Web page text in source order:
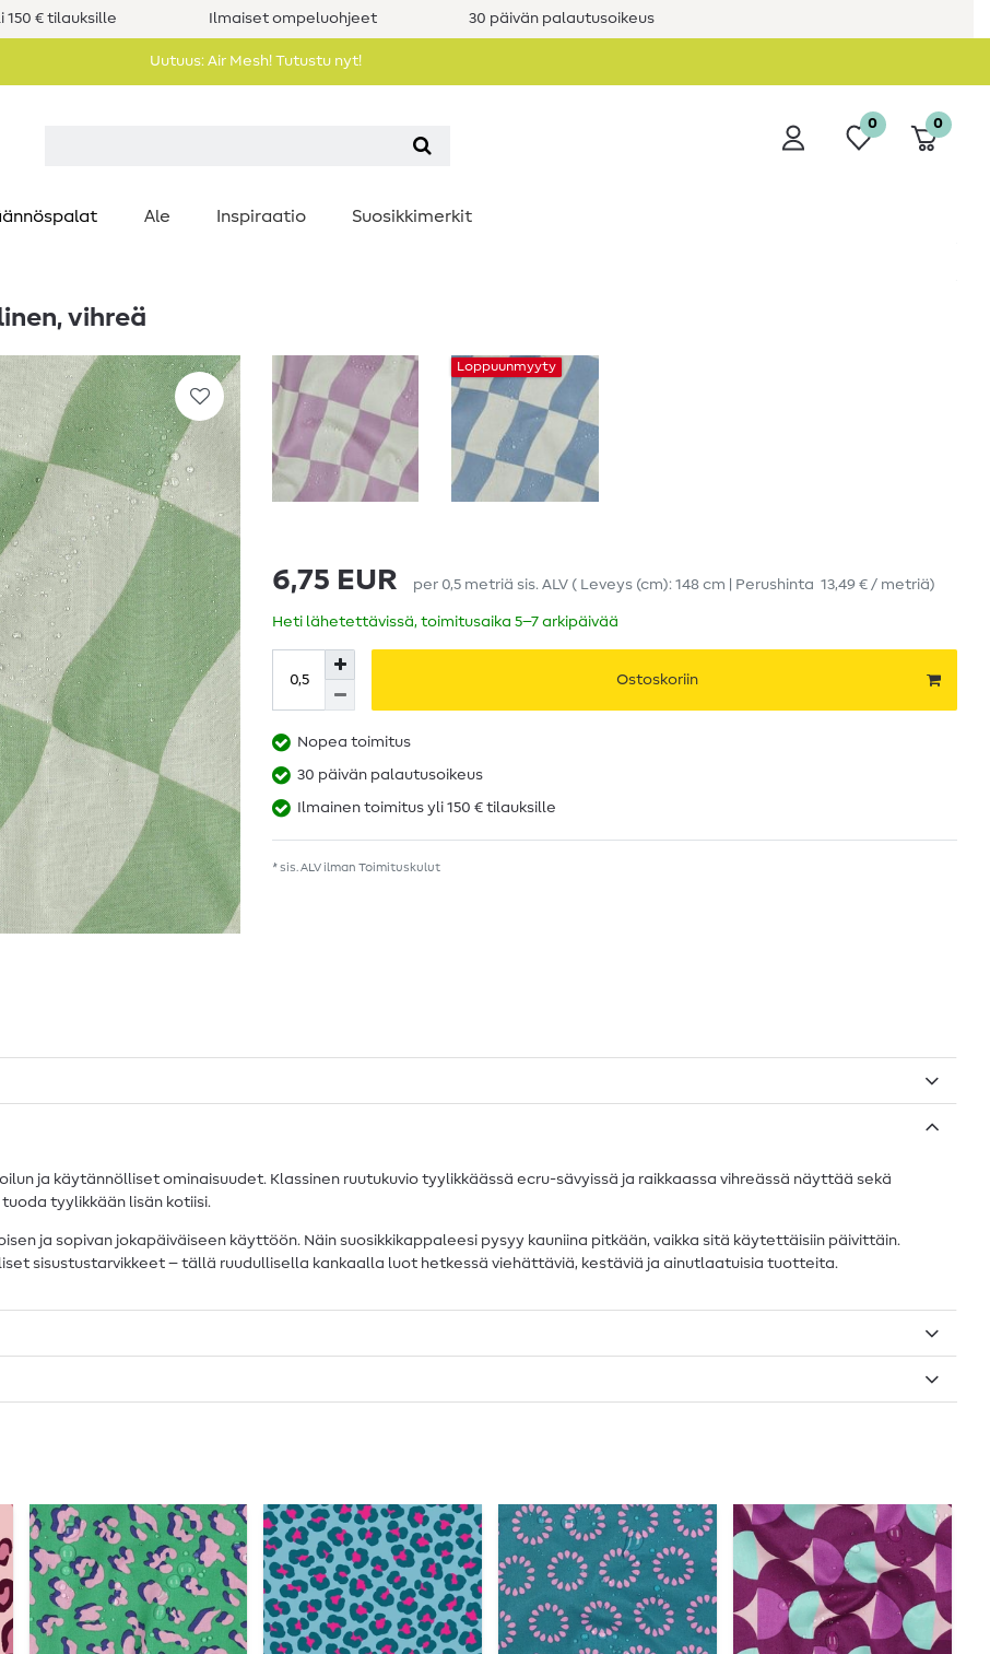
150 € tilauksille Ilmaiset ompeluohjeet 30 päivän palautusoikeus
Uutuus: Air Mesh! Tutustu nyt!
0 0
Ale Inspiraatio Suosikkimerkit
vihreä
Loppuunmyyty
6,75 EUR per 0,5 metriä sis. ALV ( Leveys (cm): 148 cm | Perushinta 13,49 € / metriä)
Heti lähetettävissä, toimitusaika 5–7 arkipäivää
Ostoskoriin
Nopea toimitus
30 päivän palautusoikeus
Ilmainen toimitus yli 150 € tilauksille
* sis. ALV ilman Toimituskulut
ja käytännölliset ominaisuudet. Klassinen ruutukuvio tyylikkäässä ecru-sävyissä ja raikkaassa vihreässä näyttää sekä
tyylikkään lisän kotiisi.
ja sopivan jokapäiväiseen käyttöön. Näin suosikkikappaleesi pysyy kauniina pitkään, vaikka sitä käytettäisiin päivittäin.
sisustustarvikkeet – tällä ruudullisella kankaalla luot hetkessä viehättäviä, kestäviä ja ainutlaatuisia tuotteita.